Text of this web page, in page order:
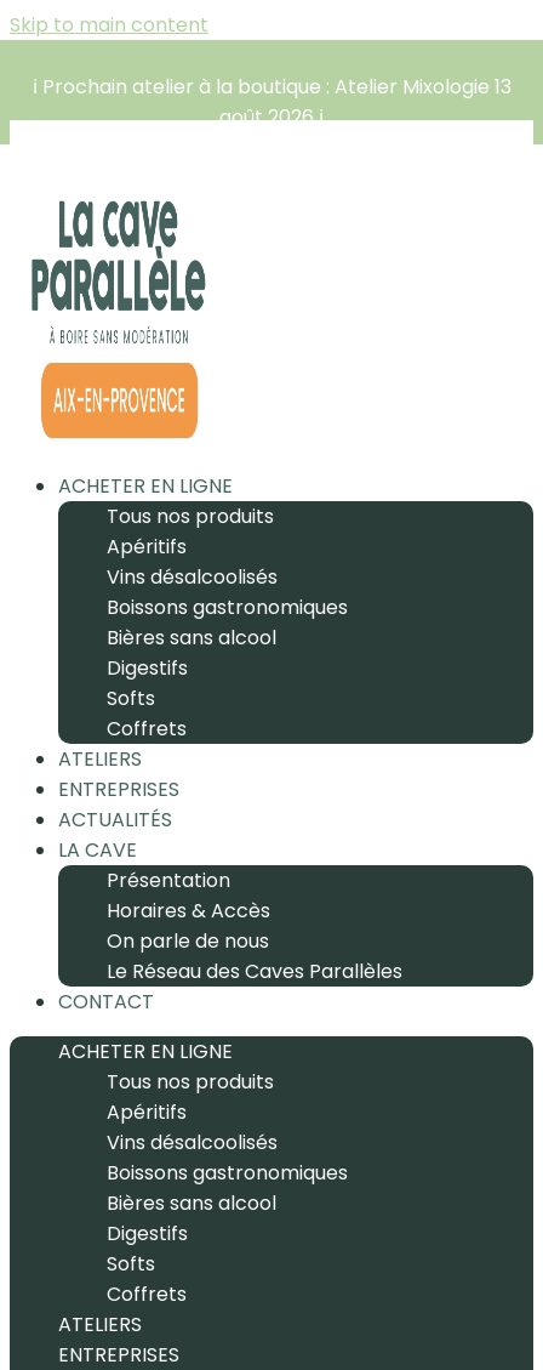
Skip to main content
ℹ️ Prochain atelier à la boutique : Atelier Mixologie 13
août 2026 ℹ️
ACHETER EN LIGNE
Tous nos produits
Apéritifs
Vins désalcoolisés
Boissons gastronomiques
Bières sans alcool
Digestifs
Softs
Coffrets
ATELIERS
ENTREPRISES
ACTUALITÉS
LA CAVE
Présentation
Horaires & Accès
On parle de nous
Le Réseau des Caves Parallèles
CONTACT
ACHETER EN LIGNE
Tous nos produits
Apéritifs
Vins désalcoolisés
Boissons gastronomiques
Bières sans alcool
Digestifs
Softs
Coffrets
ATELIERS
ENTREPRISES